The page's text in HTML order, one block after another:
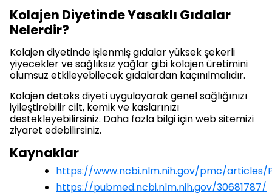
Kolajen Diyetinde Yasaklı Gıdalar
Nelerdir?
Kolajen diyetinde işlenmiş gıdalar yüksek şekerli
yiyecekler ve sağlıksız yağlar gibi kolajen üretimini
olumsuz etkileyebilecek gıdalardan kaçınılmalıdır.
Kolajen detoks diyeti uygulayarak genel sağlığınızı
iyileştirebilir cilt, kemik ve kaslarınızı
destekleyebilirsiniz. Daha fazla bilgi için web sitemizi
ziyaret edebilirsiniz.
Kaynaklar
https://www.ncbi.nlm.nih.gov/pmc/articles/
https://pubmed.ncbi.nlm.nih.gov/30681787/